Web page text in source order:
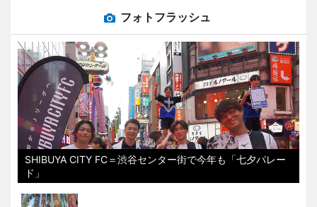
フォトフラッシュ
SHIBUYA CITY FC＝渋谷センター街で今年も「七夕パレー
ド」